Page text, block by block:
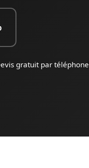
gratuit par téléphone